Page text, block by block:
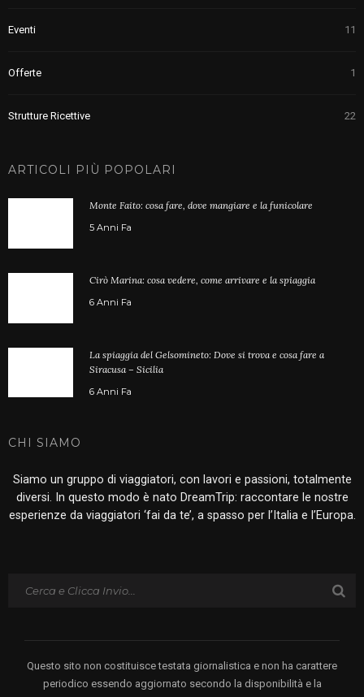
Eventi 11
Offerte 1
Strutture Ricettive 22
ARTICOLI PIÙ POPOLARI
Monte Faito: cosa fare, dove mangiare e la funicolare
5 Anni Fa
Cirò Marina: cosa vedere, come arrivare e la spiaggia
6 Anni Fa
La spiaggia del Gelsomineto: Dove si trova e cosa fare a
Siracusa – Sicilia
6 Anni Fa
CHI SIAMO
Siamo un gruppo di viaggiatori, con lavori e passioni, totalmente
diversi. In questo modo è nato DreamTrip: raccontare le nostre
esperienze da viaggiatori ‘fai da te’, a spasso per l’Italia e l’Europa.
Questo sito non costituisce testata giornalistica e non ha carattere
periodico essendo aggiornato secondo la disponibilità e la